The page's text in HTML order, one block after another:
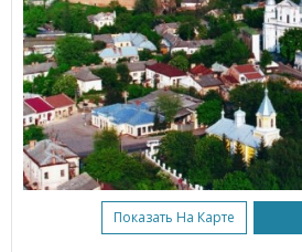
Показать На Карте